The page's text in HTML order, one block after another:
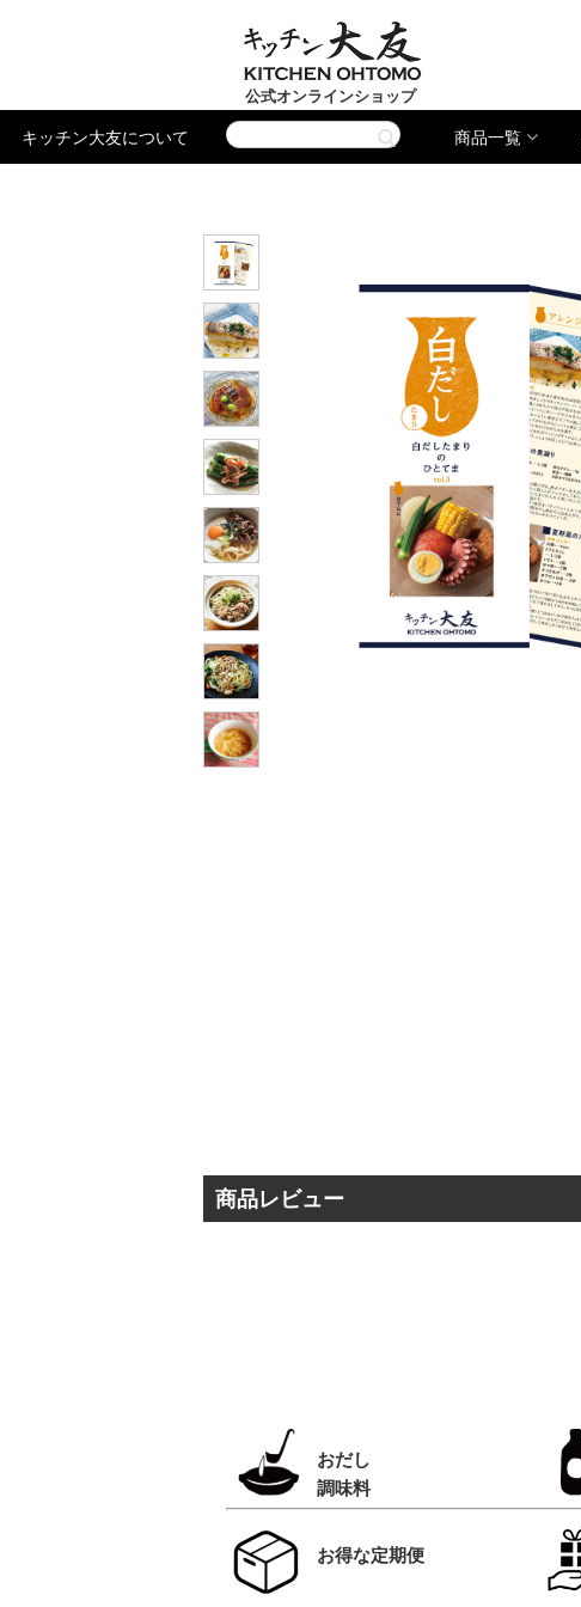
公式オンラインショップ
キッチン大友について 商品一覧
商品レビュー
おだし
調味料
お得な定期便